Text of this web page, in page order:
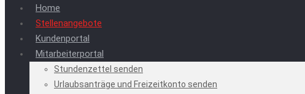
Home
Stellenangebote
Kundenportal
Mitarbeiterportal
Stundenzettel senden
Urlaubsanträge und Freizeitkonto senden